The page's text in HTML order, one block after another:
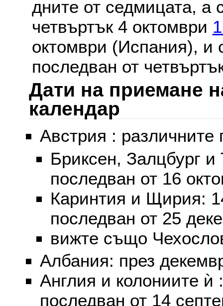
дните от седмицата, а
четвъртък 4 октомври
октомври (Испания), и
последван от
Дати на приемане
календар
Австрия :
Бриксен, Залцбург
последван от 16
Каринтия и Щирия:
последван от 25
вижте също
Албания: през
Англия и колониите
последван от 14